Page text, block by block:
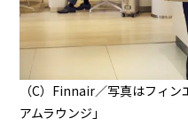
（C）Finnair／写真はフィ
アムラウンジ」